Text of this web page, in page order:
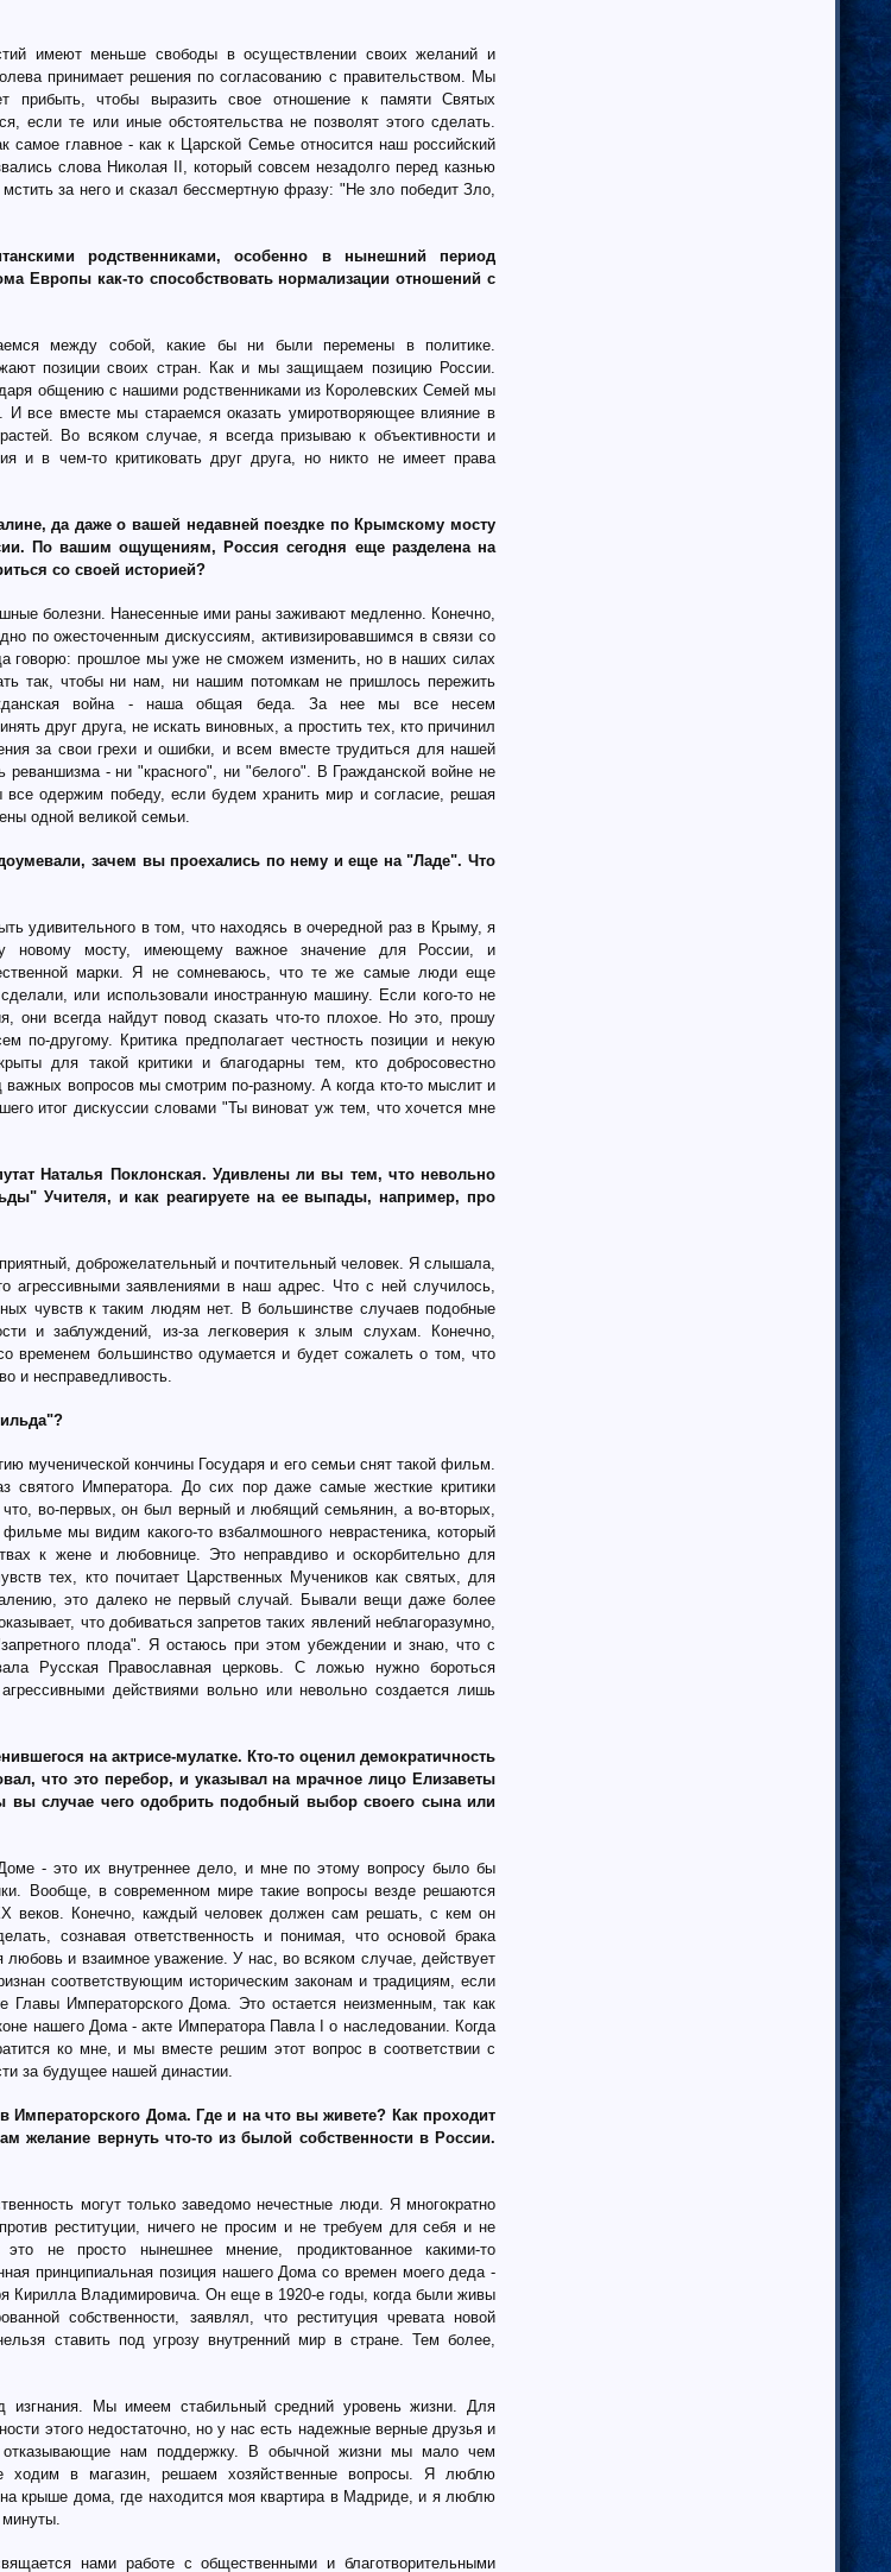
имеют меньше свободы в осуществлении своих желаний и
принимает решения по согласованию с правительством. Мы
чтобы выразить свое отношение к памяти Святых
если те или иные обстоятельства не позволят этого сделать.
самое главное - как к Царской Семье относится наш российский
слова Николая II, который совсем незадолго перед казнью
за него и сказал бессмертную фразу: "Не зло победит Зло,
родственниками, особенно в нынешний период
Европы как-то способствовать нормализации отношений с
между собой, какие бы ни были перемены в политике.
позиции своих стран. Как и мы защищаем позицию России.
общению с нашими родственниками из Королевских Семей мы
все вместе мы стараемся оказать умиротворяющее влияние в
Во всяком случае, я всегда призываю к объективности и
и в чем-то критиковать друг друга, но никто не имеет права
да даже о вашей недавней поездке по Крымскому мосту
По вашим ощущениям, Россия сегодня еще разделена на
со своей историей?
болезни. Нанесенные ими раны заживают медленно. Конечно,
по ожесточенным дискуссиям, активизировавшимся в связи со
говорю: прошлое мы уже не сможем изменить, но в наших силах
так, чтобы ни нам, ни нашим потомкам не пришлось пережить
война - наша общая беда. За нее мы все несем
друг друга, не искать виновных, а простить тех, кто причинил
за свои грехи и ошибки, и всем вместе трудиться для нашей
- ни "красного", ни "белого". В Гражданской войне не
одержим победу, если будем хранить мир и согласие, решая
одной великой семьи.
зачем вы проехались по нему и еще на "Ладе". Что
удивительного в том, что находясь в очередной раз в Крыму, я
новому мосту, имеющему важное значение для России, и
марки. Я не сомневаюсь, что те же самые люди еще
или использовали иностранную машину. Если кого-то не
они всегда найдут повод сказать что-то плохое. Но это, прошу
по-другому. Критика предполагает честность позиции и некую
для такой критики и благодарны тем, кто добросовестно
вопросов мы смотрим по-разному. А когда кто-то мыслит и
итог дискуссии словами "Ты виноват уж тем, что хочется мне
Наталья Поклонская. Удивлены ли вы тем, что невольно
Учителя, и как реагируете на ее выпады, например, про
доброжелательный и почтительный человек. Я слышала,
агрессивными заявлениями в наш адрес. Что с ней случилось,
чувств к таким людям нет. В большинстве случаев подобные
и заблуждений, из-за легковерия к злым слухам. Конечно,
временем большинство одумается и будет сожалеть о том, что
и несправедливость.
мученической кончины Государя и его семьи снят такой фильм.
святого Императора. До сих пор даже самые жесткие критики
что, во-первых, он был верный и любящий семьянин, а во-вторых,
мы видим какого-то взбалмошного неврастеника, который
к жене и любовнице. Это неправдиво и оскорбительно для
тех, кто почитает Царственных Мучеников как святых, для
это далеко не первый случай. Бывали вещи даже более
что добиваться запретов таких явлений неблагоразумно,
плода". Я остаюсь при этом убеждении и знаю, что с
Русская Православная церковь. С ложью нужно бороться
действиями вольно или невольно создается лишь
на актрисе-мулатке. Кто-то оценил демократичность
что это перебор, и указывал на мрачное лицо Елизаветы
вы случае чего одобрить подобный выбор своего сына или
- это их внутреннее дело, и мне по этому вопросу было бы
Вообще, в современном мире такие вопросы везде решаются
веков. Конечно, каждый человек должен сам решать, с кем он
сознавая ответственность и понимая, что основой брака
и взаимное уважение. У нас, во всяком случае, действует
соответствующим историческим законам и традициям, если
Главы Императорского Дома. Это остается неизменным, так как
нашего Дома - акте Императора Павла I о наследовании. Когда
ко мне, и мы вместе решим этот вопрос в соответствии с
за будущее нашей династии.
Императорского Дома. Где и на что вы живете? Как проходит
желание вернуть что-то из былой собственности в России.
могут только заведомо нечестные люди. Я многократно
реституции, ничего не просим и не требуем для себя и не
не просто нынешнее мнение, продиктованное какими-то
принципиальная позиция нашего Дома со времен моего деда -
Кирилла Владимировича. Он еще в 1920-e годы, когда были живы
собственности, заявлял, что реституция чревата новой
ставить под угрозу внутренний мир в стране. Тем более,
изгнания. Мы имеем стабильный средний уровень жизни. Для
этого недостаточно, но у нас есть надежные верные друзья и
нам поддержку. В обычной жизни мы мало чем
ходим в магазин, решаем хозяйственные вопросы. Я люблю
крыше дома, где находится моя квартира в Мадриде, и я люблю
минуты.
нами работе с общественными и благотворительными